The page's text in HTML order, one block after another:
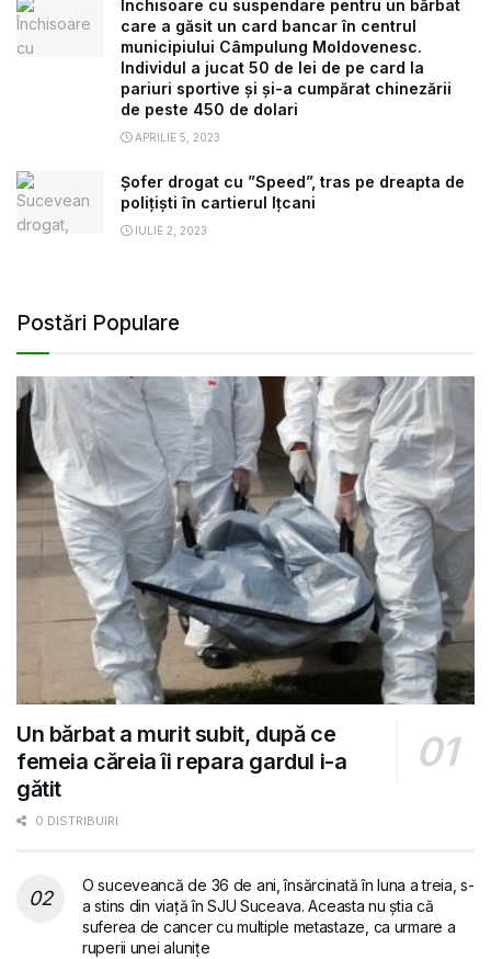
Închisoare cu suspendare pentru un bărbat
care a găsit un card bancar în centrul
municipiului Câmpulung Moldovenesc.
Individul a jucat 50 de lei de pe card la
pariuri sportive și și-a cumpărat chinezării
de peste 450 de dolari
APRILIE 5, 2023
Șofer drogat cu ”Speed”, tras pe dreapta de
polițiști în cartierul Ițcani
IULIE 2, 2023
Postări Populare
Un bărbat a murit subit, după ce
femeia căreia îi repara gardul i-a
gătit
0 DISTRIBUIRI
O suceveancă de 36 de ani, însărcinată în luna a treia, s-
a stins din viață în SJU Suceava. Aceasta nu știa că
suferea de cancer cu multiple metastaze, ca urmare a
ruperii unei alunițe